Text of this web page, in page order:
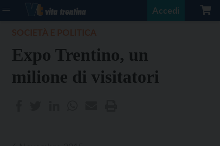
Accedi
Expo Trentino, un
milione di visitatori